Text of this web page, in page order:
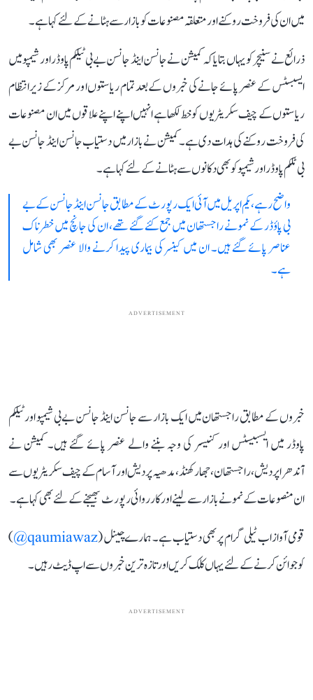
میں ان کی فروخت روکنے اور متعلقہ مصنوعات کو بازار سے ہٹانے کے لئے کہا ہے۔
ذرائع نے سنیچر کو یہاں بتایا کہ کمیشن نے جانسن اینڈ جانسن بے بی ٹیلکم پاوڈر اور شیمپو میں
ایسبسٹس کے عنصر پائے جانے کی خبروں کے بعد تمام ریاستوں ا ور مرکز کے زیرانتظام
ریاستوں کے چیف سکریٹریوں کو خط لکھا ہے انہیں اپنے اپنے علاقوں میں ان مصنوعات
کی فروخت روکنے کی ہدات دی ہے۔ کمیشن نے بازار میں دستیاب جانسن اینڈ جانسن بے
بی ٹلکم پاوڈر اور شیمپو کو بھی دکانوں سے ہٹانے کے لئے کہا ہے۔
واضح رہے، یکم اپریل میں آئی ایک رپورٹ کے مطابق جانسن اینڈ جانسن کے بے
بی پاؤڈر کے نمونے راجستھان میں جمع کئے گئے تھے، ان کی جانچ میں خطرناک
عناصر پائے گئے ہیں۔ ان میں کینسر کی بیماری پیدا کرنے والا عنصر بھی شامل
ہے۔
ADVERTISEMENT
خبروں کے مطابق راجستھان میں ایک بازار سے جانسن اینڈ جانسن بے بی شیمپو اور ٹیلکم
پاوڈر میں ایسبیسٹس اور کنیسر کی وجہ بننے والے عنصر پائے گئے ہیں۔ کمیشن نے
آندھراپردیش، راجستھان، جھارکھنڈ، مدھیہ پردیش اور آسام کے چیف سکریٹریوں سے
ان منصوعات کے نمونے بازار سے لینے اور کارروائی رپورٹ بھیجنے کے لئے بھی کہا ہے۔
قومی آواز اب ٹیلی گرام پر بھی دستیاب ہے۔ ہمارے چینل (qaumiawaz@
)
کو جوائن کرنے کے لئے یہاں کلک کریں اور تازہ ترین خبروں سے اپ ڈیٹ رہیں۔
ADVERTISEMENT